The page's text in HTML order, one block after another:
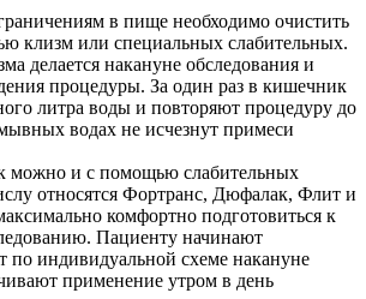
в пище необходимо очистить
клизм или специальных слабительных.
делается накануне обследования и
процедуры. За один раз в кишечник
литра воды и повторяют процедуру до
водах не исчезнут примеси
можно и с помощью слабительных
относятся Фортранс, Дюфалак, Флит и
комфортно подготовиться к
Пациенту начинают
по индивидуальной схеме накануне
применение утром в день